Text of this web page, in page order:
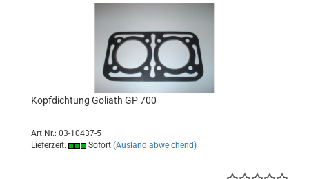
Kopfdichtung Goliath GP 700
Art.Nr.: 03-10437-5
Lieferzeit:
Sofort (Ausland abweichend)